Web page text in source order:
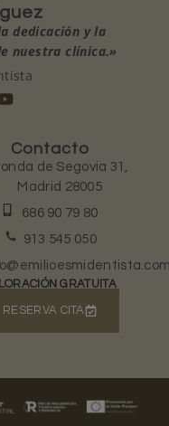
dedicación y la
nuestra clínica.»
Contacto
de Segovia 31,
Madrid 28005
686 90 79 80
913 545 050
GRATUITA
RESERVA CITA